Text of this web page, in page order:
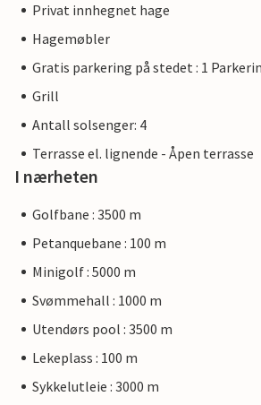
Privat innhegnet hage
Hagemøbler
Gratis parkering på stedet : 1
Grill
Antall solsenger: 4
Terrasse el. lignende - Åpen terrasse
I nærheten
Golfbane : 3500 m
Petanquebane : 100 m
Minigolf : 5000 m
Svømmehall : 1000 m
Utendørs pool : 3500 m
Lekeplass : 100 m
Sykkelutleie : 3000 m